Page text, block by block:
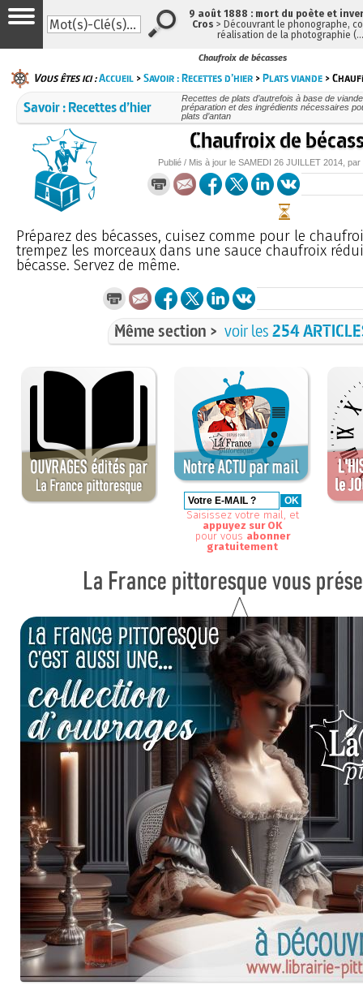
Chaufroix de bécasses
Vous êtes ici :Accueil >Savoir : Recettes d’hier >Plats viande >
Savoir : Recettes d’hier
Recettes de plats d’autrefois à base de
préparation et des ingrédients nécessaires
plats d’antan
Chaufroix de
Publié / Mis à jour leSAMEDI 26 JUILLET 2014 , par
Préparez des bécasses, cuisez comme pour le
trempez les morceaux dans une sauce chaufroix
bécasse. Servez de même.
Même section > voir les254
Saisissez votre mail, et
appuyez sur OK
pour vous abonner
gratuitement
9 août 1888 : mort du poète et
Cros > Découvrant le phonographe,
réalisation de la photographie